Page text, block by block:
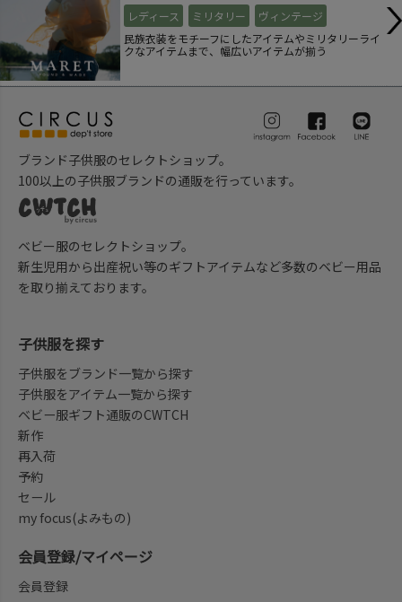
レディース ミリタリー
ヴィンテージ
民族衣装をモチーフにしたアイテムやミリタリーライ
クなアイテムまで、幅広いアイテムが揃う
ブランド子供服のセレクトショップ。
100以上の子供服ブランドの通販を行っています。
ベビー服のセレクトショップ。
新生児用から出産祝い等のギフトアイテムなど多数のベビー用品
を取り揃えております。
子供服を探す
子供服をブランド一覧から探す
子供服をアイテム一覧から探す
ベビー服ギフト通販のCWTCH
新作
再入荷
予約
セール
my focus(よみもの)
会員登録/マイページ
会員登録